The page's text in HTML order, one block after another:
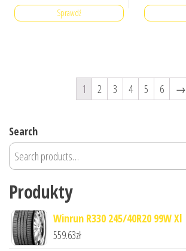
Sprawdź
1 2 3 4 5 6 →
Search
Produkty
Winrun R330 245/40R20 99W Xl
559.63zł